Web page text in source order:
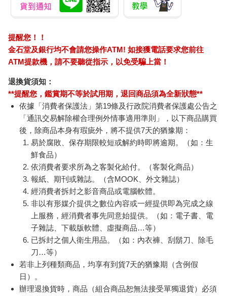
提醒您！！
金石堂及銀行均不會請您操作ATM! 如接獲電話要求您前往
ATM提款機，請不要聽從指示，以免受騙上當！
退換貨須知：
**提醒您，鑑賞期不等於試用期，退回商品須為全新狀態**
依據「消費者保護法」第19條及行政院消費者保護處公告之
「通訊交易解除權合理例外情事適用準則」，以下商品購買
後，除商品本身有瑕疵外，將不提供7天的猶豫期：
易於腐敗、保存期限較短或解約時即將逾期。（如：生
鮮食品）
依消費者要求所為之客製化給付。（客製化商品）
報紙、期刊或雜誌。（含MOOK、外文雜誌）
經消費者拆封之影音商品或電腦軟體。
非以有形媒介提供之數位內容或一經提供即為完成之線
上服務，經消費者事先同意始提供。（如：電子書、電
子雜誌、下載版軟體、虛擬商品…等）
已拆封之個人衛生用品。（如：內衣褲、刮鬍刀、除毛
刀…等）
若非上列種類商品，均享有到貨7天的猶豫期（含例假
日）。
辦理退換貨時，商品（組合商品恕無法接受單獨退貨）必須